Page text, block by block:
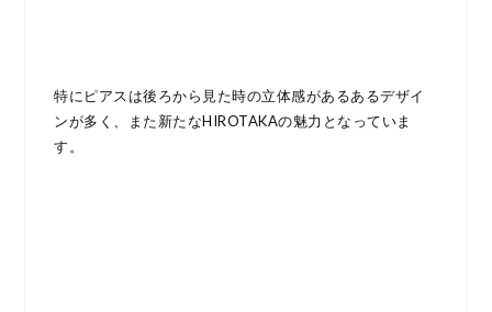
特にピアスは後ろから見た時の立体感があるあるデザイ
ンが多く、また新たなHIROTAKAの魅力となっていま
す。